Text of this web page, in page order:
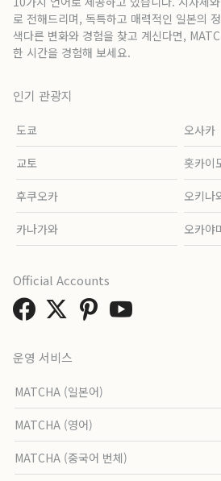
로 전해드리며, 독특하고 매력적인 일본의
색다른 변화와 경험을 찾고 계신다면,
한 시간을 경험해 보세요.
인기 관광지
도쿄 오사카
교토 홋카이
후쿠오카 오키나
카나가와 오카야
운영 서비스
MATCHA (일본어)
MATCHA (영어)
MATCHA (중국어 번체)
Official Accounts